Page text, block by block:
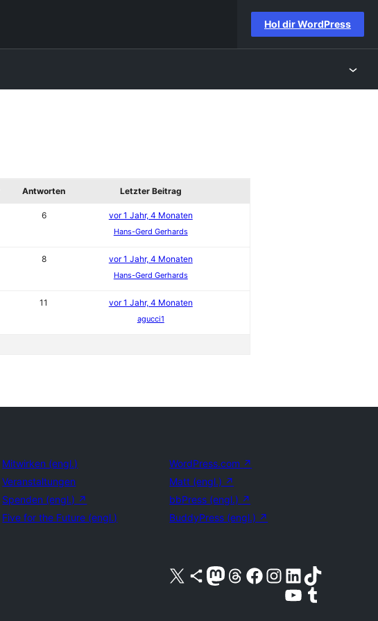
Hol dir WordPress
Antworten Letzter Beitrag
6 vor 1 Jahr, 4 Monaten
Hans-Gerd Gerhards
8 vor 1 Jahr, 4 Monaten
Hans-Gerd Gerhards
11 vor 1 Jahr, 4 Monaten
agucci1
Mitwirken (engl.)
Veranstaltungen
Spenden (engl.) ↗
Five for the Future (engl.)
WordPress.com ↗
Matt (engl.) ↗
bbPress (engl.) ↗
BuddyPress (engl.) ↗
Unser X-Konto (früher Twitter) besuchen
Unser Bluesky-Konto besuchen
Unser Mastodon-Konto besuchen
Unser Threads-Konto besuchen
Unsere Facebook-Seite besuchen
Unser Instagram-Konto besuchen
Unser LinkedIn-Konto besuchen
Unser TikTok-Konto
Unseren YouTube-Kanal besuchen
Unser Tumblr-Konto